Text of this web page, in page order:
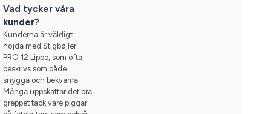
Vad tycker våra
kunder?
Kunderna är väldigt
nöjda med Stigbøjler
PRO 12 Lippo, som ofta
beskrivs som både
snygga och bekväma.
Många uppskattar det bra
greppet tack vare piggar